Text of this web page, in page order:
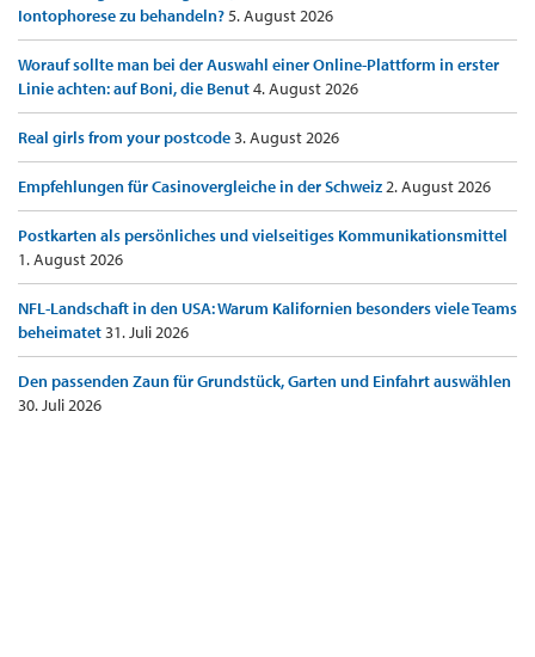
Iontophorese zu behandeln?5. August 2026
Worauf sollte man bei der Auswahl einer Online-Plattform in erster
Linie achten: auf Boni, die Benut4. August 2026
Real girls from your postcode3. August 2026
Empfehlungen für Casinovergleiche in der Schweiz2. August 2026
Postkarten als persönliches und vielseitiges Kommunikationsmittel
1. August 2026
NFL-Landschaft in den USA: Warum Kalifornien besonders viele Teams
beheimatet31. Juli 2026
Den passenden Zaun für Grundstück, Garten und Einfahrt auswählen
30. Juli 2026